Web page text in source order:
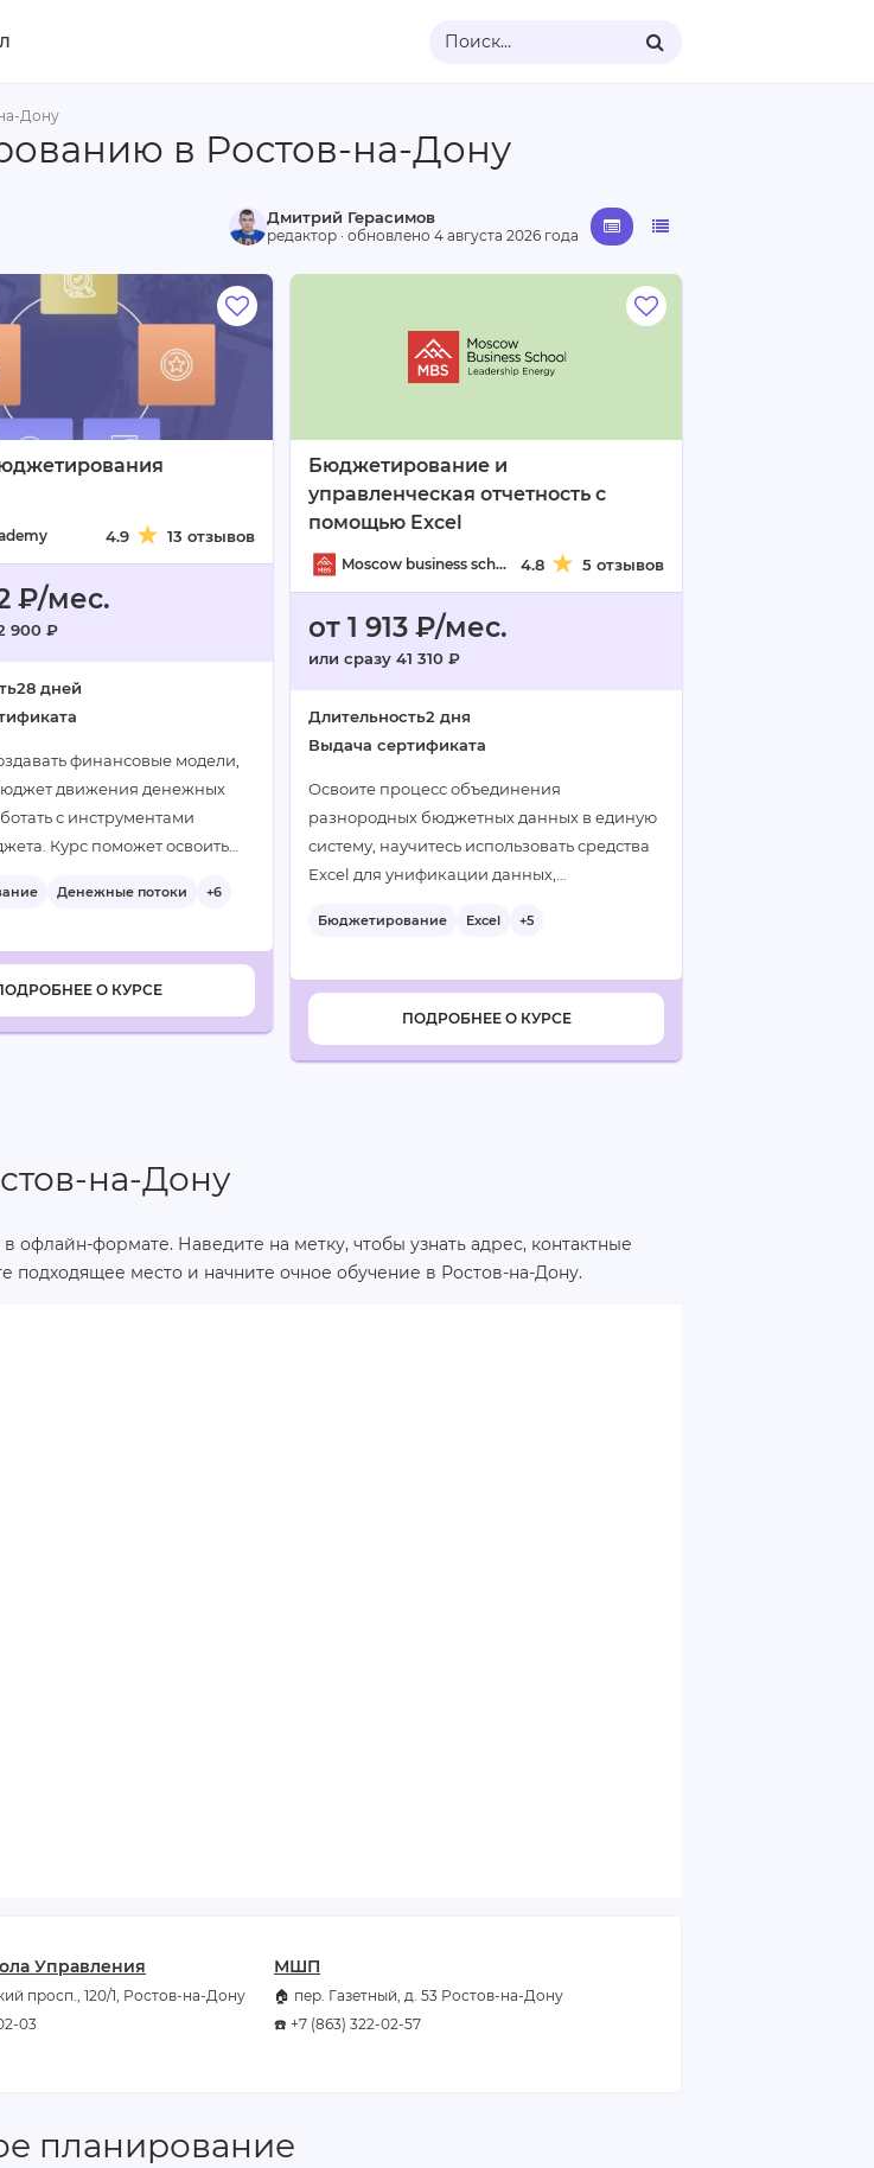
Поиск...
Дону
в Ростов-на-Дону
4.9 13 отзывов
₽/мес.
900 ₽
28 дней
финансовые модели,
движения денежных
с инструментами
Курс поможет освоить
Денежные потоки +6
О КУРСЕ
Бюджетирование и
управленческая отчетность с
помощью Excel
Moscow business school 4.8 5 отзывов
от 1 913 ₽/мес.
или сразу 41 310 ₽
Длительность2 дня
Выдача сертификата
Освоите процесс объединения
разнородных бюджетных данных в единую
систему, научитесь использовать средства
Excel для унификации данных,
данными, быстрого получения удобных
Бюджетирование Excel +5
ПОДРОБНЕЕ О КУРСЕ
Дмитрий Герасимов
редактор · обновлено 4 августа 2026 года
на-Дону
офлайн-формате. Наведите на метку, чтобы узнать адрес, контактные
место и начните очное обучение в Ростов-на-Дону.
Управления
просп., 120/1, Ростов-на-Дону
03
МШП
🏠 пер. Газетный, д. 53 Ростов-на-Дону
☎️ +7 (863) 322-02-57
планирование